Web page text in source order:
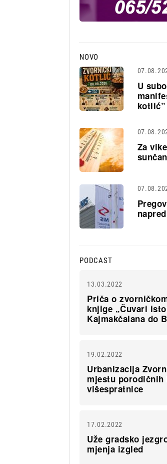
NOVO
U
kotlić”
Za
PODCAST
13.03.2022
Priča o
knjige „Čuvari
Kajmakčalana do
19.02.2022
Urbanizacija
mjestu porodičnih
višespratnice
17.02.2022
Uže gradsko
mjenja izgled